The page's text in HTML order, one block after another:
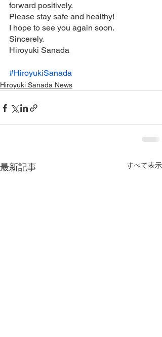
forward positively.
Please stay safe and healthy!
I hope to see you again soon.
Sincerely.
Hiroyuki Sanada
#HiroyukiSanada
Hiroyuki Sanada News
最新記事 すべて表示